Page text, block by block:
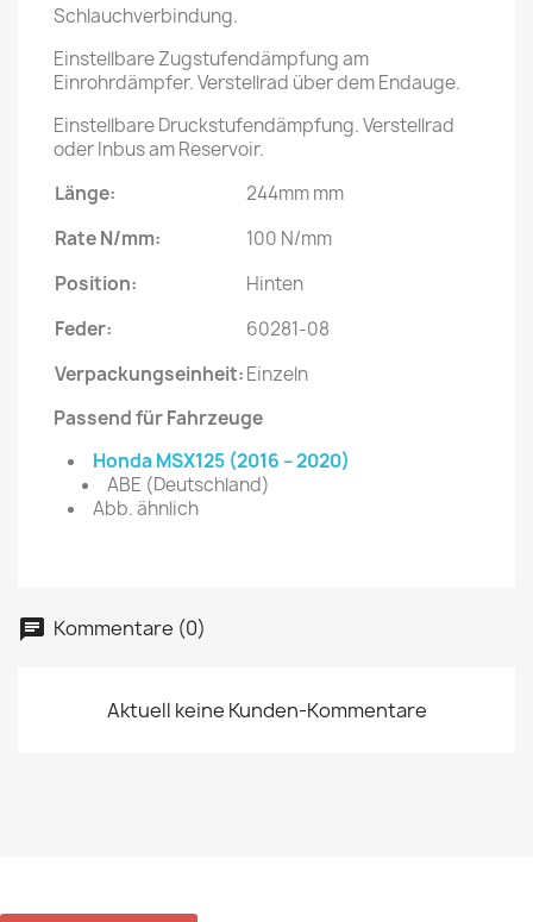
Schlauchverbindung.
Einstellbare Zugstufendämpfung am
Einrohrdämpfer. Verstellrad über dem Endauge.
Einstellbare Druckstufendämpfung. Verstellrad
oder Inbus am Reservoir.
Länge:
244mm mm
Rate N/mm:
100 N/mm
Position:
Hinten
Feder:
60281-08
Verpackungseinheit:Einzeln
Passend für Fahrzeuge
Honda MSX125 (2016 – 2020)
ABE (Deutschland)
Abb. ähnlich
Kommentare (0)
Aktuell keine Kunden-Kommentare